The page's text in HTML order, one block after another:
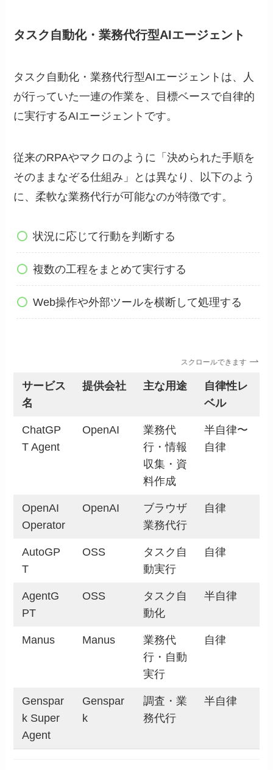
タスク自動化・業務代行型AIエージェント
タスク自動化・業務代行型AIエージェントは、人
が行っていた一連の作業を、目標ベースで自律的
に実行するAIエージェントです。
従来のRPAやマクロのように「決められた手順を
そのままなぞる仕組み」とは異なり、以下のよう
に、柔軟な業務代行が可能なのが特徴です。
状況に応じて行動を判断する
複数の工程をまとめて実行する
Web操作や外部ツールを横断して処理する
スクロールできます
サービス
名
提供会社 主な用途
自律性レ
ベル
ChatGP
T Agent
OpenAI
業務代
行・情報
収集・資
料作成
半自律〜
自律
OpenAI
Operator
OpenAI
ブラウザ
業務代行
自律
AutoGP
T
OSS
タスク自
動実行
自律
AgentG
PT
OSS
タスク自
動化
半自律
Manus Manus
業務代
行・自動
実行
自律
Genspar
k Super
Agent
Genspar
k
調査・業
務代行
半自律